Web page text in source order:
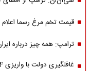
قیمت تخم مرغ رسما
ترامپ: همه چیز درباره